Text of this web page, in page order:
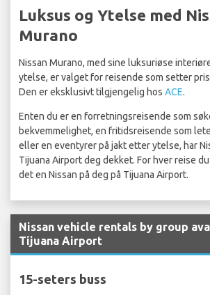
Luksus og Ytelse med
Murano
Nissan Murano, med sine luksuriøse
ytelse, er valget for reisende som setter
Den er eksklusivt tilgjengelig hos ACE.
Enten du er en forretningsreisende som
bekvemmelighet, en fritidsreisende som
eller en eventyrer på jakt etter ytelse, har
Tijuana Airport deg dekket. For hver reise
det en Nissan på deg på Tijuana Airport.
Nissan vehicle rentals by group
Tijuana Airport
15-seters buss